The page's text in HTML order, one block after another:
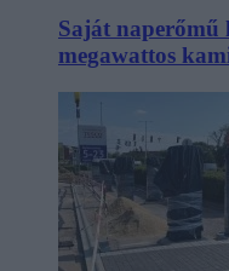
Saját naperőmű
megawattos